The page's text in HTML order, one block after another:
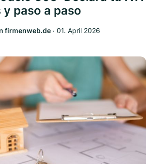
paso a paso
firmenweb.de ‧ 01. April 2026